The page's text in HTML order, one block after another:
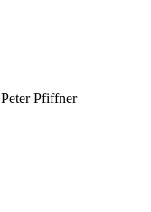
Peter Pfiffner